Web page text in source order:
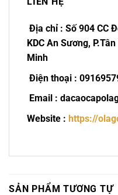
Địa chỉ : Số 904 CC
KDC An Sương,
Minh
Điện thoại :
Email :
Website : https://
SẢN PHẨM TƯƠNG TỰ